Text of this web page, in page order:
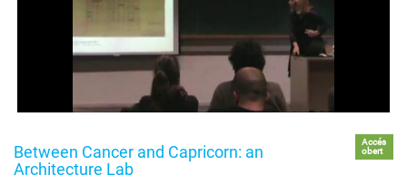
Between Cancer and Capricorn: an
Architecture Lab
Accés
obert